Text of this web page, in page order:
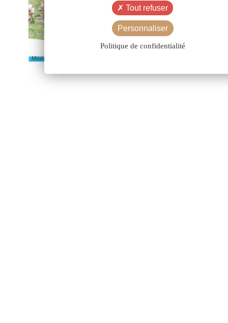
Tout refuser
Personnaliser
Politique de confidentialité